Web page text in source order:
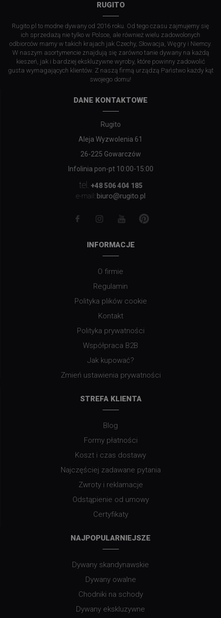
RUGITO
Rugito.pl to modne dywany od 2016 roku. Od tego czasu zajmujemy się
ich sprzedażą nie tylko w Polsce, ale również wielu zadowolonych
odbiorców mamy w takich krajach jak Czechy, Słowacja, Węgry i Niemcy.
W naszym asortymencie znajdują się zarówno tanie dywany na każdą
kieszeń, jak i bardziej ekskluzywne wyroby, które powinny zadowolić
gusta wymagających klientów. Z naszą firmą urządzą Państwo każdy kąt
swojego domu!
DANE KONTAKTOWE
Rugito
Aleja Wyzwolenia 61
26-225 Gowarczów
Infolinia pon-pt 10:00-15:00
tel. +48 506 404 185
e-mail: biuro@rugito.pl
INFORMACJE
O firmie
Regulamin
Polityka plików cookie
Kontakt
Polityka prywatności
Współpraca B2B
Jak kupować?
Zmień ustawienia prywatności
STREFA KLIENTA
Blog
Formy płatności
Koszt i czas dostawy
Najczęściej zadawane pytania
Zwroty i reklamacje
Odstąpienie od umowy
Certyfikaty
NAJPOPULARNIEJSZE
Dywany skandynawskie
Dywany owalne
Chodniki na schody
Dywany ekskluzywne